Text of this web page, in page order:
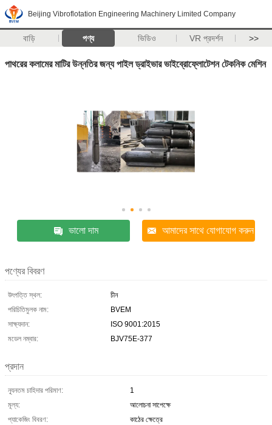
Beijing Vibroflotation Engineering Machinery Limited Company
বাড়ি পণ্য ভিডিও VR প্রদর্শন >>
পাথরের কলামের মাটির উন্নতির জন্য পাইল ড্রাইভার ভাইব্রোফ্লোটেশন টেকনিক মেশিন
ভালো দাম আমাদের সাথে যোগাযোগ করুন
পণ্যের বিবরণ
উৎপত্তি স্থল:
চীন
পরিচিতিমুলক নাম:
BVEM
সাক্ষ্যদান:
ISO 9001:2015
মডেল নম্বার:
BJV75E-377
প্রদান
ন্যূনতম চাহিদার পরিমাণ:
1
মূল্য:
আলোচনা সাপেক্ষে
প্যাকেজিং বিবরণ:
কাঠের ক্ষেত্রে